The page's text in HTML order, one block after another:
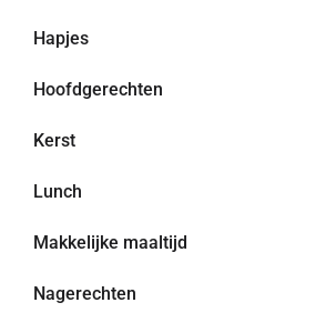
Hapjes
Hoofdgerechten
Kerst
Lunch
Makkelijke maaltijd
Nagerechten